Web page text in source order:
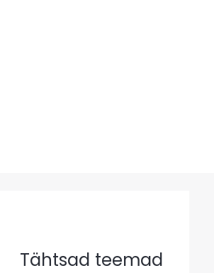
Tähtsad teemad